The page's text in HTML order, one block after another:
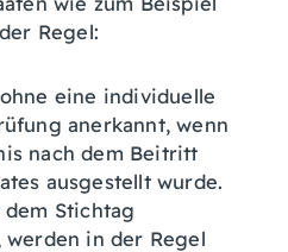
Regel:
eine individuelle
anerkannt, wenn
nach dem Beitritt
ausgestellt wurde.
Stichtag
in der Regel